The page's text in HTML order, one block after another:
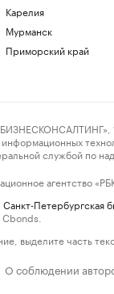
Карелия
Мурманск
Приморский край
службой по
агентство
Санкт-Петербургская
выделите часть
О соблюдении